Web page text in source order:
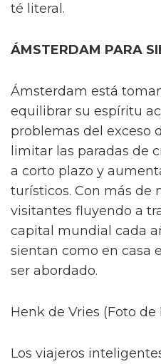
té literal.
ÁMSTERDAM PARA
Ámsterdam está
equilibrar su espíritu
problemas del exceso
limitar las paradas de
a corto plazo y
turísticos. Con más de
visitantes fluyendo a
capital mundial cada
sientan como en casa
ser abordado.
Henk de Vries (Foto de
Los viajeros